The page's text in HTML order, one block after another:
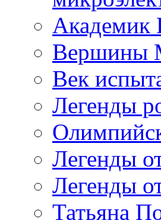
Академик
Вершины
Век
Легенды
Легенды
Легенды
Татьяна